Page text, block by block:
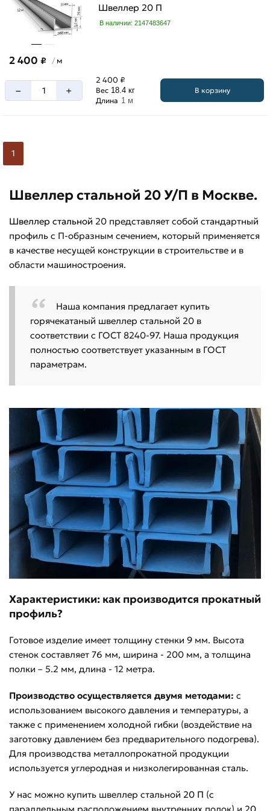
Швеллер 20 П
В наличии: 2147483647
2 400 ₽ / м
– +
2 400 ₽
Вес 18.4 кг
Длина 1 м
В корзину
1
Швеллер стальной 20 У/П в Москве.
Швеллер стальной 20 представляет собой стандартный
профиль с П-образным сечением, который применяется
в качестве несущей конструкции в строительстве и в
области машиностроения.
Наша компания предлагает купить
горячекатаный швеллер стальной 20 в
соответствии с ГОСТ 8240-97. Наша продукция
полностью соответствует указанным в ГОСТ
параметрам.
Характеристики: как производится прокатный
профиль?
Готовое изделие имеет толщину стенки 9 мм. Высота
стенок составляет 76 мм, ширина - 200 мм, а толщина
полки – 5.2 мм, длина - 12 метра.
Производство осуществляется двумя методами: с
использованием высокого давления и температуры, а
также с применением холодной гибки (воздействие на
заготовку давлением без предварительного подогрева).
Для производства металлопрокатной продукции
используется углеродная и низколегированная сталь.
У нас можно купить швеллер стальной 20 П (с
параллельным расположением внутренних полок) и 20